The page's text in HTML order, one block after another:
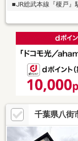
■JR総武本線『榎戸』
千葉県八街